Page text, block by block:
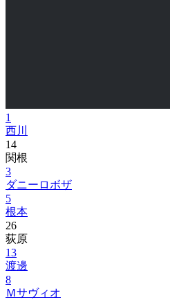
1
西川
14
関根
3
ダニーロボザ
5
根本
26
荻原
13
渡邊
8
Ｍサヴィオ